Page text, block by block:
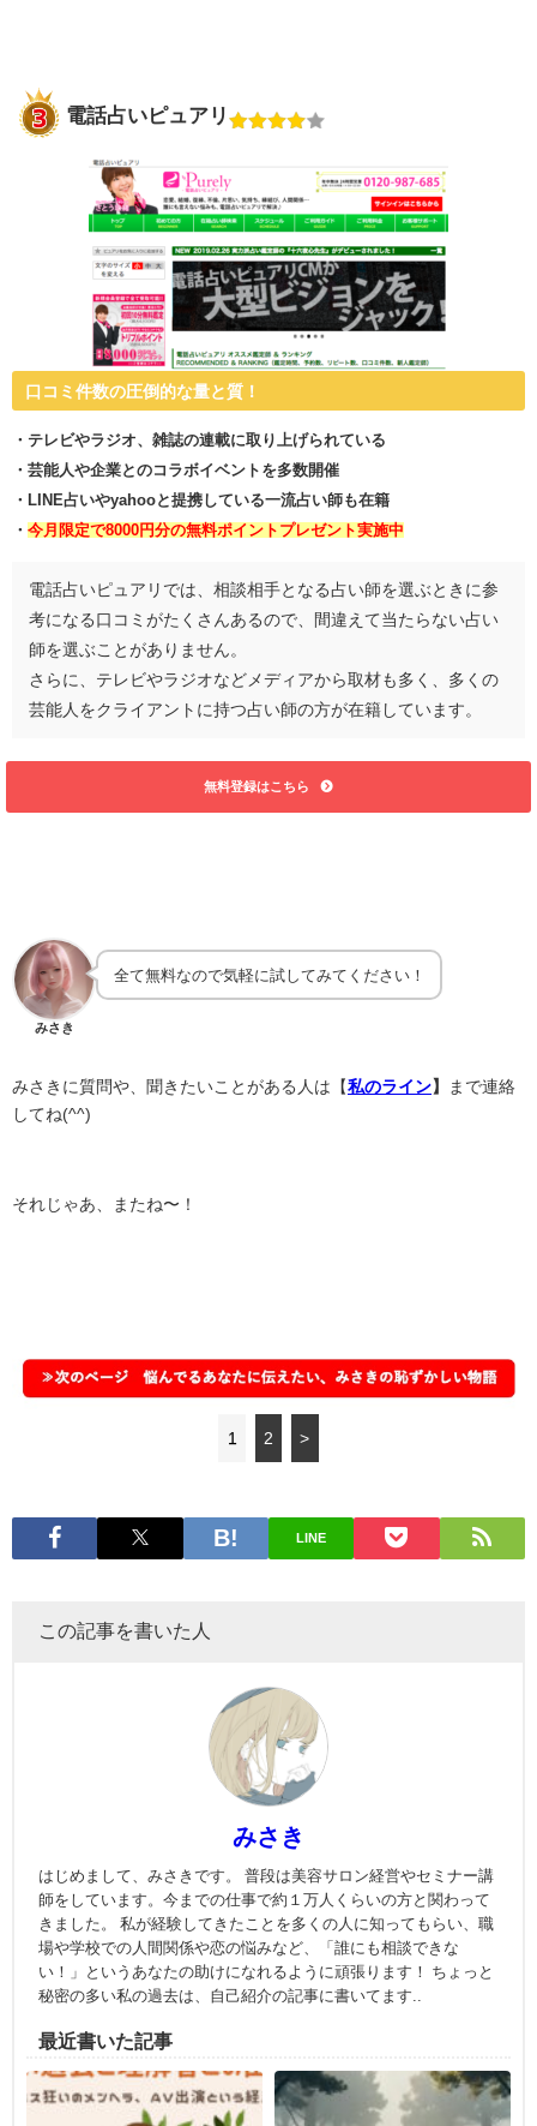
電話占いピュアリ
口コミ件数の圧倒的な量と質！
・テレビやラジオ、雑誌の連載に取り上げられている
・芸能人や企業とのコラボイベントを多数開催
・LINE占いやyahooと提携している一流占い師も在籍
・ 今月限定で8000円分の無料ポイントプレゼント実施中
電話占いピュアリでは、相談相手となる占い師を選ぶときに参
考になる口コミがたくさんあるので、間違えて当たらない占い
師を選ぶことがありません。
さらに、テレビやラジオなどメディアから取材も多く、多くの
芸能人をクライアントに持つ占い師の方が在籍しています。
無料登録はこちら
みさき
全て無料なので気軽に試してみてください！
みさきに質問や、聞きたいことがある人は【私のライン】
まで連絡
してね(^^)
それじゃあ、またね〜！
1 2 >
LINE
この記事を書いた人
みさき
はじめまして、みさきです。 普段は美容サロン経営やセミナー講
師をしています。今までの仕事で約１万人くらいの方と関わって
きました。 私が経験してきたことを多くの人に知ってもらい、職
場や学校での人間関係や恋の悩みなど、「誰にも相談できな
い！」というあなたの助けになれるように頑張ります！ ちょっと
秘密の多い私の過去は、自己紹介の記事に書いてます..
最近書いた記事